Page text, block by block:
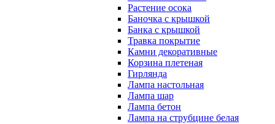
Растение осока
Баночка с крышкой
Банка с крышкой
Травка покрытие
Камни декоративные
Корзина плетеная
Гирлянда
Лампа настольная
Лампа шар
Лампа бетон
Лампа на струбцине белая